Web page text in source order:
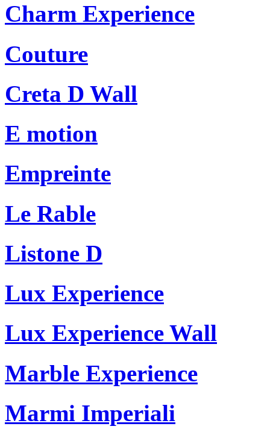
Charm Experience
Couture
Creta D Wall
E motion
Empreinte
Le Rable
Listone D
Lux Experience
Lux Experience Wall
Marble Experience
Marmi Imperiali